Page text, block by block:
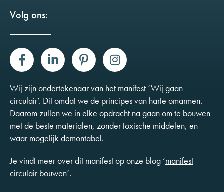
Volg ons:
Wij zijn ondertekenaar van het manifest ‘Wij gaan
circulair’. Dit omdat we de principes van harte omarmen.
Daarom zullen we in elke opdracht na gaan om te bouwen
met de beste materialen, zonder toxische middelen, en
waar mogelijk demontabel.
Je vindt meer over dit manifest op onze blog ‘manifest
circulair bouwen‘.